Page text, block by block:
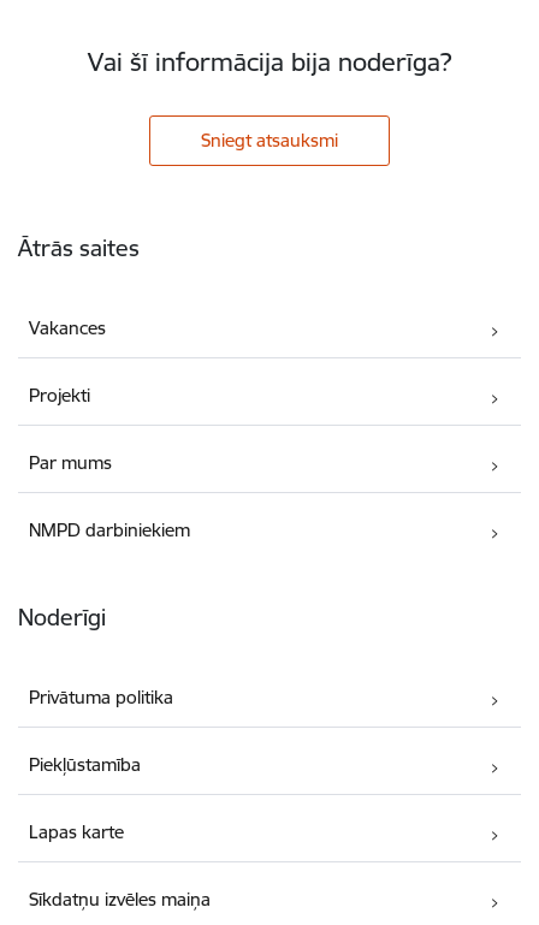
Vai šī informācija bija noderīga?
Sniegt atsauksmi
Ātrās saites
Vakances
Projekti
Par mums
NMPD darbiniekiem
Noderīgi
Privātuma politika
Piekļūstamība
Lapas karte
Sīkdatņu izvēles maiņa